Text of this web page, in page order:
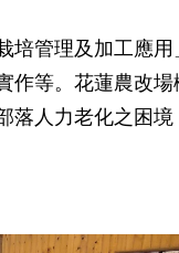
管理及加工應
作等。花蓮農改
落人力老化之困